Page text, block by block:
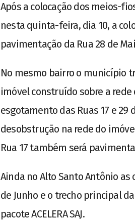
Após a colocação dos meios-
nesta quinta-feira, dia 10, a
pavimentação da Rua 28 de
No mesmo bairro o município
imóvel construído sobre a rede
esgotamento das Ruas 17 e 29
desobstrução na rede do
Rua 17 também será
Ainda no Alto Santo Antônio as
de Junho e o trecho principal
pacote ACELERA SAJ.